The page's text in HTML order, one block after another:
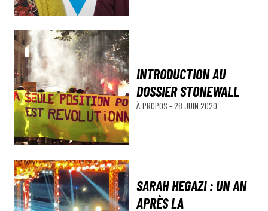
INTRODUCTION AU
DOSSIER STONEWALL
À PROPOS - 28 JUIN 2020
SARAH HEGAZI : UN AN
APRÈS LA